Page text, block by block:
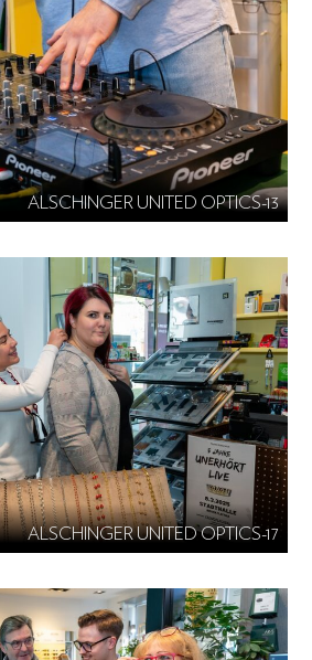
ALSCHINGER UNITED OPTICS-13
ALSCHINGER UNITED OPTICS-17